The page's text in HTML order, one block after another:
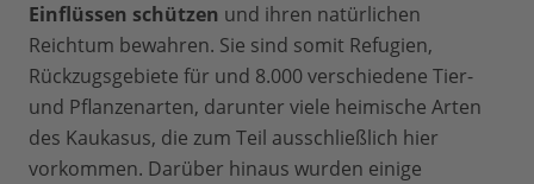
Einflüssen schützen und ihren natürlichen
Reichtum bewahren. Sie sind somit Refugien,
Rückzugsgebiete für und 8.000 verschiedene Tier-
und Pflanzenarten, darunter viele heimische Arten
des Kaukasus, die zum Teil ausschließlich hier
vorkommen. Darüber hinaus wurden einige